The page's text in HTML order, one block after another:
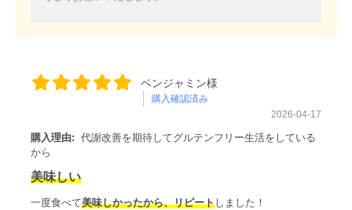
ベンジャミン様
購入確認済み
2026-04-17
購入理由: 代謝改善を期待してグルテンフリー生活をしている
から
美味しい
一度食べて美味しかったから、リピートしました！